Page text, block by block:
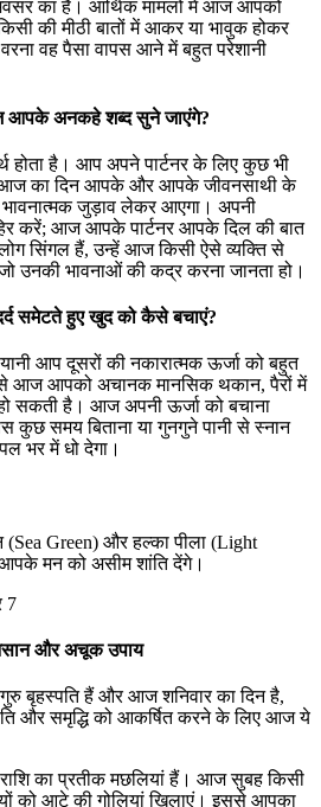
का है। आर्थिक मामलों में आज आपको
की मीठी बातों में आकर या भावुक होकर
वह पैसा वापस आने में बहुत परेशानी
आपके अनकहे शब्द सुने जाएंगे?
होता है। आप अपने पार्टनर के लिए कुछ भी
आज का दिन आपके और आपके जीवनसाथी के
जुड़ाव लेकर आएगा। अपनी
करें; आज आपके पार्टनर आपके दिल की बात
सिंगल हैं, उन्हें आज किसी ऐसे व्यक्ति से
उनकी भावनाओं की कद्र करना जानता हो।
समेटते हुए खुद को कैसे बचाएं?
आप दूसरों की नकारात्मक ऊर्जा को बहुत
आज आपको अचानक मानसिक थकान, पैरों में
सकती है। आज अपनी ऊर्जा को बचाना
कुछ समय बिताना या गुनगुने पानी से स्नान
भर में धो देगा।
(Sea Green) और हल्का पीला (Light
मन को असीम शांति देंगे।
7
और अचूक उपाय
बृहस्पति हैं और आज शनिवार का दिन है,
और समृद्धि को आकर्षित करने के लिए आज ये
का प्रतीक मछलियां हैं। आज सुबह किसी
को आटे की गोलियां खिलाएं। इससे आपका